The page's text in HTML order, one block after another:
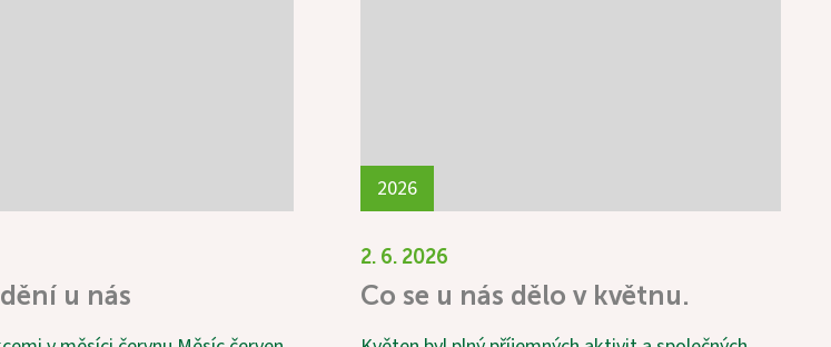
u nás
2026
2. 6. 2026
Co se u nás dělo v květnu.